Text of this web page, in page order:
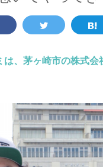
は、茅ヶ崎市の株式会